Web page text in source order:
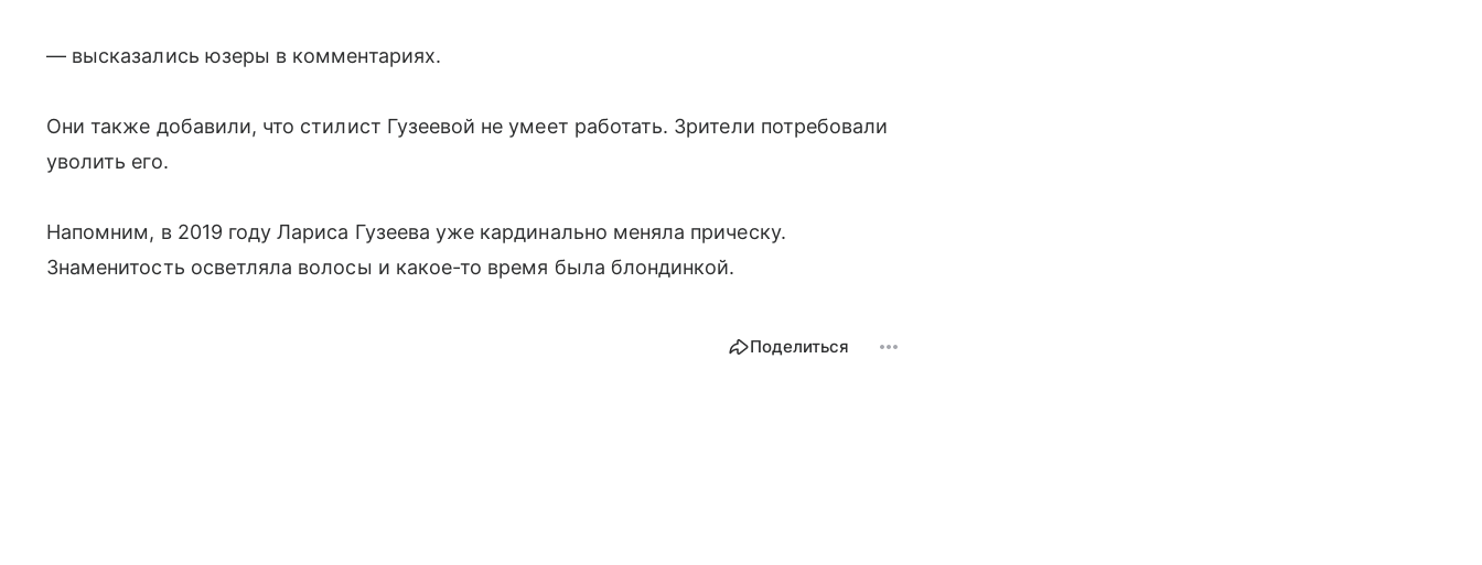
— высказались юзеры в комментариях.
Они также добавили, что стилист Гузеевой не умеет работать. Зрители потребовали
уволить его.
Напомним, в 2019 году Лариса Гузеева уже кардинально меняла прическу.
Знаменитость осветляла волосы и какое-то время была блондинкой.
Поделиться